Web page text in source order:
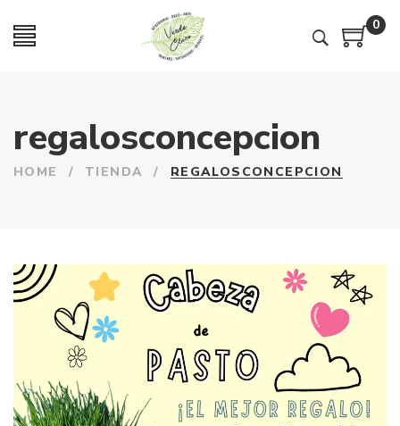
0
regalosconcepcion
HOME / TIENDA / REGALOSCONCEPCION